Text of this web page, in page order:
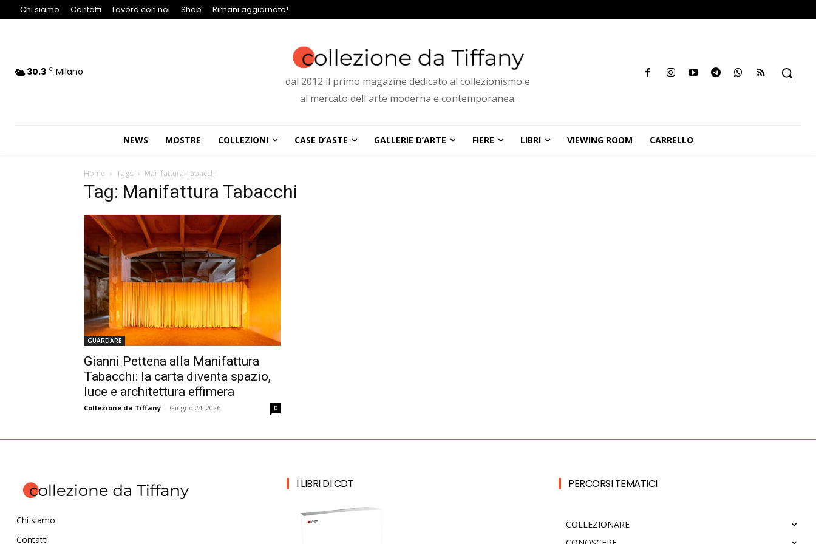
Chi siamo Contatti Lavora con noi Shop Rimani aggiornato!
30.3 C Milano
dal 2012 il primo magazine dedicato al collezionismo e
al mercato dell'arte moderna e contemporanea.
NEWS MOSTRE COLLEZIONI CASE D’ASTE GALLERIE D’ARTE FIERE LIBRI VIEWING ROOM CARRELLO
Home Tags Manifattura Tabacchi
Tag: Manifattura Tabacchi
GUARDARE
Gianni Pettena alla Manifattura
Tabacchi: la carta diventa spazio,
luce e architettura effimera
Collezione da Tiffany - Giugno 24, 2026 0
Chi siamo
Contatti
I LIBRI DI CDT PERCORSI TEMATICI
COLLEZIONARE